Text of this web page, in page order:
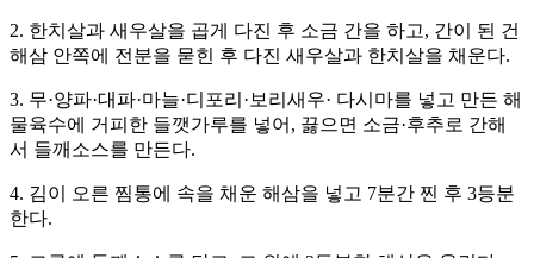
2. 한치살과 새우살을 곱게 다진 후 소금 간을 하고, 간이 된 건
해삼 안쪽에 전분을 묻힌 후 다진 새우살과 한치살을 채운다.
3. 무·양파·대파·마늘·디포리·보리새우· 다시마를 넣고 만든 해
물육수에 거피한 들깻가루를 넣어, 끓으면 소금·후추로 간해
서 들깨소스를 만든다.
4. 김이 오른 찜통에 속을 채운 해삼을 넣고 7분간 찐 후 3등분
한다.